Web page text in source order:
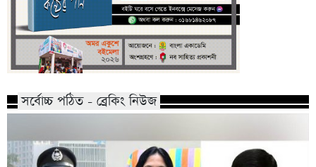
সর্বোচ্চ পঠিত - ব্রেকিং নিউজ